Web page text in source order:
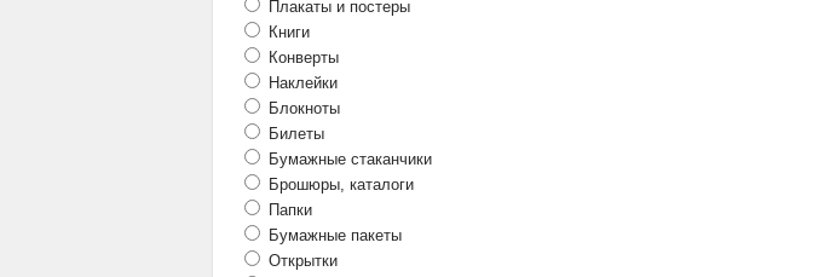
Плакаты и постеры
Книги
Конверты
Наклейки
Блокноты
Билеты
Бумажные стаканчики
Брошюры, каталоги
Папки
Бумажные пакеты
Открытки